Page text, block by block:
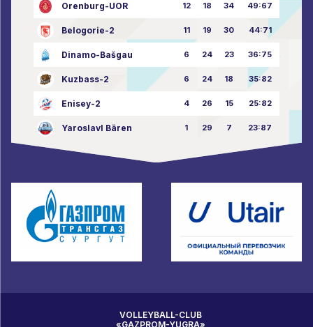
Orenburg-UOR 12 18 34 49:67
Belogorie-2 11 19 30 44:71
Dinamo-Bašgau 6 24 23 36:75
Kuzbass-2 6 24 18 35:82
Enisey-2 4 26 15 25:82
Yaroslavl Bären 1 29 7 23:87
VOLLEYBALL-CLUB
«GAZPROM-YUGRA»